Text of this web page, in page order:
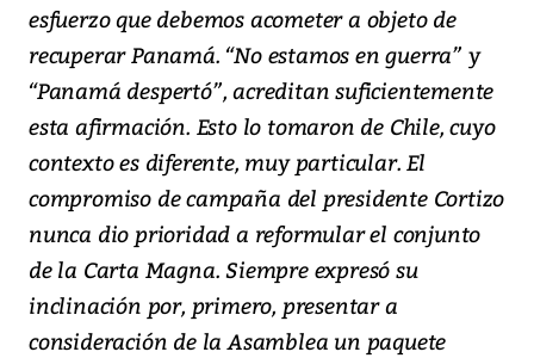
esfuerzo que debemos acometer a objeto de
recuperar Panamá. “No estamos en guerra” y
“Panamá despertó”, acreditan suficientemente
esta afirmación. Esto lo tomaron de Chile, cuyo
contexto es diferente, muy particular. El
compromiso de campaña del presidente Cortizo
nunca dio prioridad a reformular el conjunto
de la Carta Magna. Siempre expresó su
inclinación por, primero, presentar a
consideración de la Asamblea un paquete